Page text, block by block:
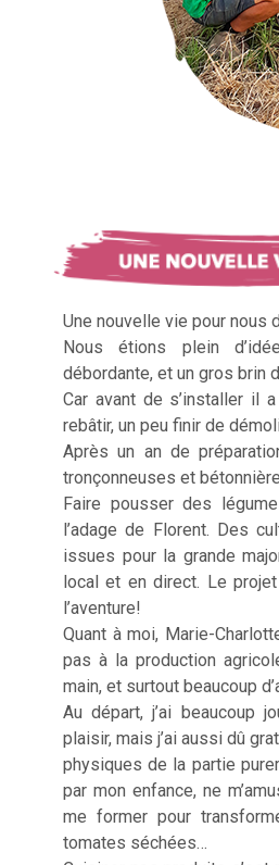
Une nouvelle vie pour nous
Nous étions plein
débordante, et un gros brin
Car avant de s’installer il
rebâtir, un peu finir de
Après un an de
tronçonneuses et
Faire pousser des
l’adage de Florent. Des
issues pour la grande
local et en direct. Le
l’aventure!
Quant à moi, Marie-
pas à la production
main, et surtout beaucoup
Au départ, j’ai beaucoup
plaisir, mais j’ai aussi dû
physiques de la partie
par mon enfance, ne
me former pour
tomates séchées…